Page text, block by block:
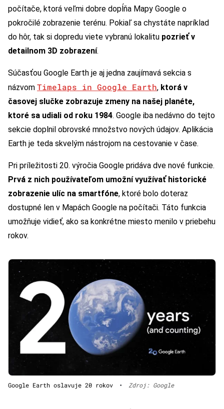
počítače, ktorá veľmi dobre dopĺňa Mapy Google o
pokročilé zobrazenie terénu. Pokiaľ sa chystáte napríklad
do hôr, tak si dopredu viete vybranú lokalitu pozrieť v
detailnom 3D zobrazení.
Súčasťou Google Earth je aj jedna zaujímavá sekcia s
názvom Timelaps in Google Earth, ktorá v
časovej slučke zobrazuje zmeny na našej planéte,
ktoré sa udiali od roku 1984. Google iba nedávno do tejto
sekcie doplnil obrovské množstvo nových údajov. Aplikácia
Earth je teda skvelým nástrojom na cestovanie v čase.
Pri príležitosti 20. výročia Google pridáva dve nové funkcie.
Prvá z nich používateľom umožní využívať historické
zobrazenie ulíc na smartfóne, ktoré bolo doteraz
dostupné len v Mapách Google na počítači. Táto funkcia
umožňuje vidieť, ako sa konkrétne miesto menilo v priebehu
rokov.
Google Earth oslavuje 20 rokov • Zdroj: Google